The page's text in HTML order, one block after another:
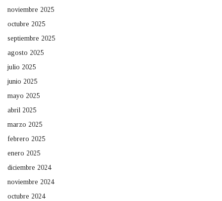
noviembre 2025
octubre 2025
septiembre 2025
agosto 2025
julio 2025
junio 2025
mayo 2025
abril 2025
marzo 2025
febrero 2025
enero 2025
diciembre 2024
noviembre 2024
octubre 2024